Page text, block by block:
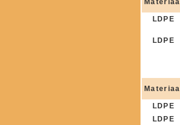
Materiaal
LDPE
LDPE
Materiaal
LDPE
LDPE